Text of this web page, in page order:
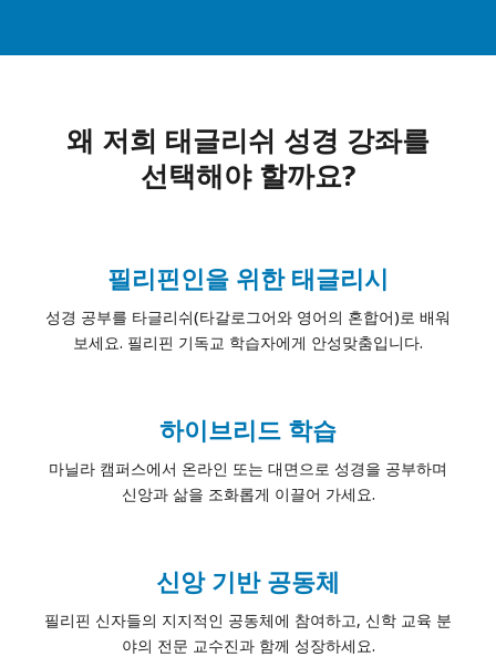
왜 저희 태글리쉬 성경 강좌를
선택해야 할까요?
필리핀인을 위한 태글리시
성경 공부를 타글리쉬(타갈로그어와 영어의 혼합어)로 배워
보세요. 필리핀 기독교 학습자에게 안성맞춤입니다.
하이브리드 학습
마닐라 캠퍼스에서 온라인 또는 대면으로 성경을 공부하며
신앙과 삶을 조화롭게 이끌어 가세요.
신앙 기반 공동체
필리핀 신자들의 지지적인 공동체에 참여하고, 신학 교육 분
야의 전문 교수진과 함께 성장하세요.